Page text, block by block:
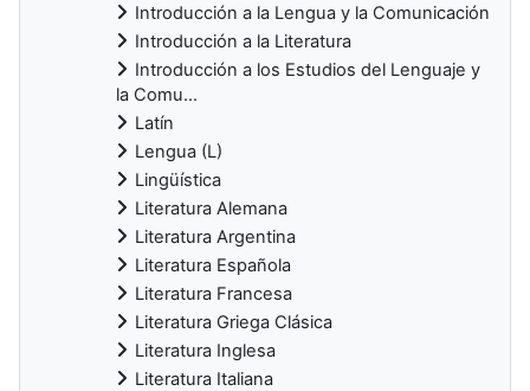
Introducción a la Lengua y la Comunicación
Introducción a la Literatura
Introducción a los Estudios del Lenguaje y
la Comu...
Latín
Lengua (L)
Lingüística
Literatura Alemana
Literatura Argentina
Literatura Española
Literatura Francesa
Literatura Griega Clásica
Literatura Inglesa
Literatura Italiana